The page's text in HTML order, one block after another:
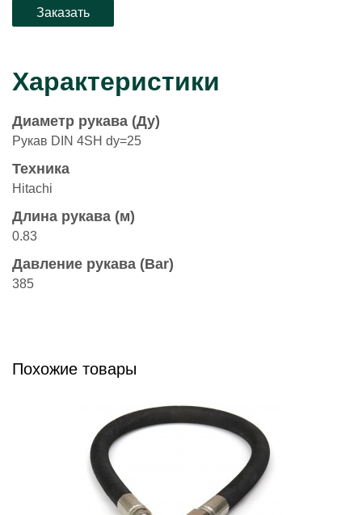
Характеристики
Диаметр рукава (Ду)
Рукав DIN 4SH dy=25
Техника
Hitachi
Длина рукава (м)
0.83
Давление рукава (Bar)
385
Похожие товары